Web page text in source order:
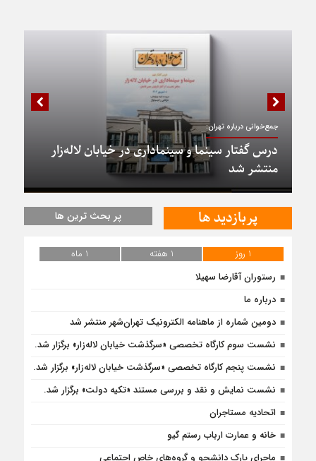
جمع‌خوانی درباره تهران:
درس گفتار سینما و سینماداری در خیابان لاله‌زار
منتشر شد
پربازدید ها پر بحث ترین ها
1 روز 1 هفته
1 ماه
رستوران آقارضا سهیلا
درباره ما
دومین شماره از ماهنامه الکترونیک تهران‌شهر منتشر شد
نشست سوم کارگاه تخصصی «سرگذشت خیابان لاله‌زار» برگزار شد.
نشست پنجم کارگاه تخصصی «سرگذشت خیابان لاله‌زار» برگزار شد.
نشست نمایش و نقد و بررسی مستند «تکیه دولت» برگزار شد.
اتحادیه مستاجران
خانه و عمارت ارباب رستم گیو
ماجرای پارک دانشجو و گروه‌های خاص اجتماعی